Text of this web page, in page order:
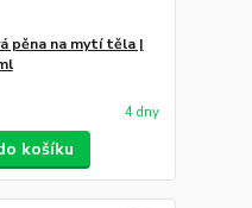
pěna na mytí těla |
4 dny
košíku